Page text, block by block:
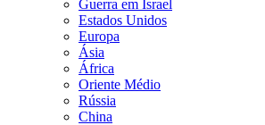
Guerra em Israel
Estados Unidos
Europa
Ásia
África
Oriente Médio
Rússia
China